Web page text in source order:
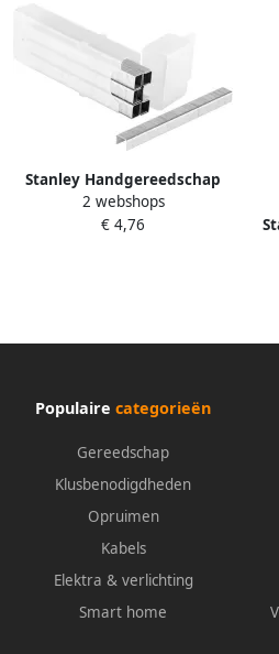
Stanley Handgereedschap
Nieten 8mm Type G 1000
Stuks 1-TRA705T
2 webshops
€ 4,76
Populaire categorieën
Gereedschap
Klusbenodigdheden
Opruimen
Kabels
Elektra & verlichting
Smart home